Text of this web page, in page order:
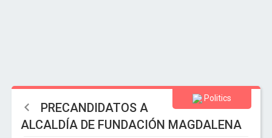
Politics
PRECANDIDATOS A
ALCALDÍA DE FUNDACIÓN MAGDALENA